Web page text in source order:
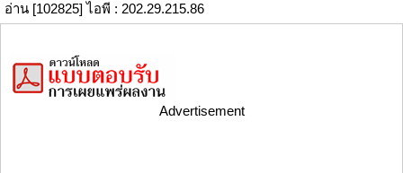
อ่าน [102825] ไอพี : 202.29.215.86
Advertisement